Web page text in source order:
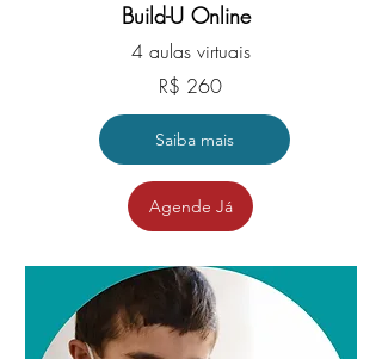
Build-U Online
4 aulas virtuais
R$ 260
Saiba mais
Agende Já